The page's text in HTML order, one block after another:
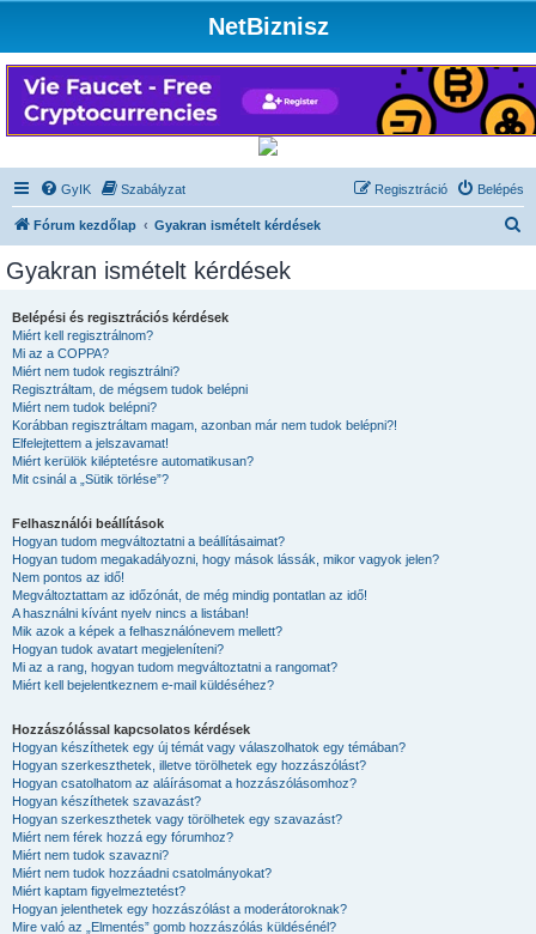
NetBiznisz
GyIK Szabályzat Belépés
Regisztráció
Fórum kezdőlap Gyakran ismételt kérdések
Gyakran ismételt kérdések
Belépési és regisztrációs kérdések
Miért kell regisztrálnom?
Mi az a COPPA?
Miért nem tudok regisztrálni?
Regisztráltam, de mégsem tudok belépni
Miért nem tudok belépni?
Korábban regisztráltam magam, azonban már nem tudok belépni?!
Elfelejtettem a jelszavamat!
Miért kerülök kiléptetésre automatikusan?
Mit csinál a „Sütik törlése”?
Felhasználói beállítások
Hogyan tudom megváltoztatni a beállításaimat?
Hogyan tudom megakadályozni, hogy mások lássák, mikor vagyok jelen?
Nem pontos az idő!
Megváltoztattam az időzónát, de még mindig pontatlan az idő!
A használni kívánt nyelv nincs a listában!
Mik azok a képek a felhasználónevem mellett?
Hogyan tudok avatart megjeleníteni?
Mi az a rang, hogyan tudom megváltoztatni a rangomat?
Miért kell bejelentkeznem e-mail küldéséhez?
Hozzászólással kapcsolatos kérdések
Hogyan készíthetek egy új témát vagy válaszolhatok egy témában?
Hogyan szerkeszthetek, illetve törölhetek egy hozzászólást?
Hogyan csatolhatom az aláírásomat a hozzászólásomhoz?
Hogyan készíthetek szavazást?
Hogyan szerkeszthetek vagy törölhetek egy szavazást?
Miért nem férek hozzá egy fórumhoz?
Miért nem tudok szavazni?
Miért nem tudok hozzáadni csatolmányokat?
Miért kaptam figyelmeztetést?
Hogyan jelenthetek egy hozzászólást a moderátoroknak?
Mire való az „Elmentés” gomb hozzászólás küldésénél?